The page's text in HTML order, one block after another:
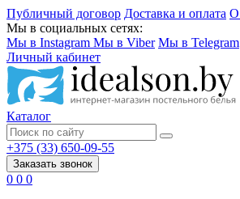
Публичный договор Доставка и оплата О
Мы в социальных сетях:
Мы в Instagram Мы в Viber Мы в Telegram
Личный кабинет
Каталог
+375 (33) 650-09-55
Заказать звонок
0 0 0